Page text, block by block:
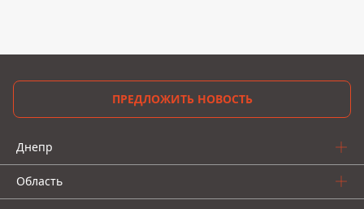
ПРЕДЛОЖИТЬ НОВОСТЬ
Днепр
Область